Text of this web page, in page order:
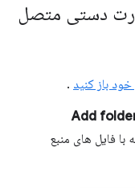
دستی متصل
.
Add
فایل های منبع